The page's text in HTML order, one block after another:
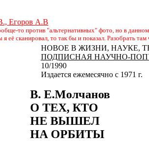
Егоров А.В
то против "альтернативных" фото, но в
её сканировал, то так бы и показал. Разобрать
НОВОЕ В ЖИЗНИ, НАУКЕ,
ПОДПИСНАЯ НАУЧНО-
10/1990
Издается ежемесячно с 1971 г.
В. Е.Молчанов
О ТЕХ, КТО
НЕ ВЫШЕЛ
НА ОРБИТЫ